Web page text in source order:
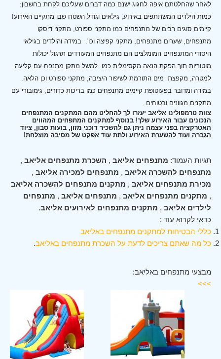
לאחר שהחלטתם איפה לחגוג ישנם כמה דברים שעליכם לקחת בחשבון:
כמות הילדים המשתתפים באירוע, גילאים וגודל השטח שבו מתקיים האירוע!
קיימים סוגים רבים של מתנפחים כמו מתקני ספורט, מתקני דיסקו
מתנפחים, שערים מתנפחים, מתקני קפיצה וכו'. במידה והילדים בגילאי
היסודי המתנפחים המומלצים הם מתנפחים המעודדים תרגול יכולות
מוטוריות תוך הפקת הנאה מקסימלית כמו למשל מתקן מתנפח עם קליעה
למטרה, מקפצת מים התורמת לשיפור היציבה, מתקני ספורט וכן הלאה.
במידה ומדובר בפעוטופת קיימים מתנפחים כמו בריכות כדורים, גימובורי עם
מתקנים מגוונים ובטוחים.
צוות טרמפולינו אליאב יעזרו לך להחליט מהם המתקנים המתנפחים
הנכונים עבור האירוע שלך! בנוסף למתקנים המתפחים המהווים
האטרקציה בפני עצמה ניתן גם להשכיר דוכני מזון, בועות סבון, ציוד
הגברה ועוד להשערת האירוע ולתת עוד אפקט של מסיבה מוצלחת!
תגיות העמוד: מתנפחים אליאב , השכרת מתנפחים אליאב ,
מתנפחים להשכרה אליאב , מתנפחים למכירה אליאב ,
מכירת מתנפחים אליאב , מתקנים מתנפחים להשכרה אליאב
, מתקנים מתנפחים אליאב , מתנפחים אליאב , מתנפחים
לילדים אליאב , מתקנים מתנפחים לאירועים אליאב.
כדאי לקרוא עוד :
כללי הבטיחות למתקנים מתנפחים באליאב
כל מה שאתם צריכים לדעת על השכרת מתנפחים באליאב.
מבצעי מתנפחים באליאב:
>>>